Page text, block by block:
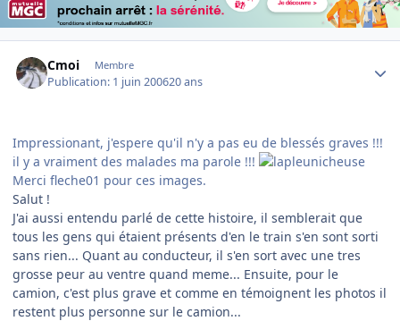
Cmoi Membre
Publication: 1 juin 200620 ans
Impressionant, j'espere qu'il n'y a pas eu de blessés graves !!!
il y a vraiment des malades ma parole !!!
Merci fleche01 pour ces images.
Salut !
J'ai aussi entendu parlé de cette histoire, il semblerait que
tous les gens qui étaient présents d'en le train s'en sont sorti
sans rien... Quant au conducteur, il s'en sort avec une tres
grosse peur au ventre quand meme... Ensuite, pour le
camion, c'est plus grave et comme en témoignent les photos il
restent plus personne sur le camion...